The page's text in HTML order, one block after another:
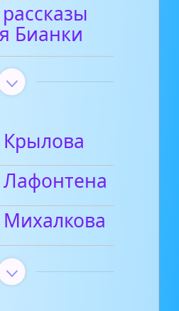
Бианки
Лафонтена